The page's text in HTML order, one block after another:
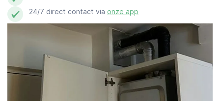
Slotenmaker
Witgoedmonteur
Hovenier
Schoonmaker
24/7 direct contact via onze app